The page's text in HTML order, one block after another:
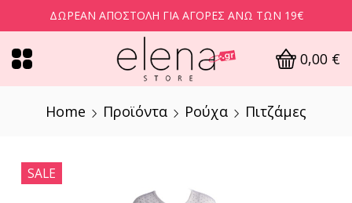
ΔΩΡΕΆΝ ΑΠΟΣΤΟΛΉ ΓΙΑ ΑΓΟΡΈΣ ΆΝΩ ΤΩΝ 19€
0,00 €
Home Προϊόντα Ρούχα Πιτζάμες
SALE